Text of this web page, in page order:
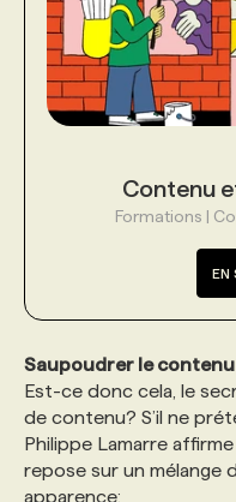
Contenu
Formations |
EN
Saupoudrer le contenu
Est-ce donc cela, le
de contenu? S’il ne
Philippe Lamarre
repose sur un mélange
apparence: